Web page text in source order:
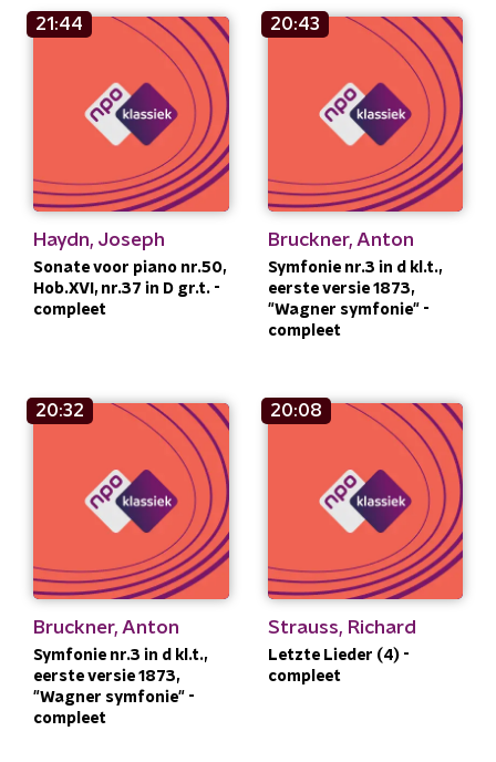
21:44
Haydn, Joseph
Sonate voor piano nr.50,
Hob.XVI, nr.37 in D gr.t. -
compleet
20:43
Bruckner, Anton
Symfonie nr.3 in d kl.t.,
eerste versie 1873,
"Wagner symfonie" -
compleet
20:32
Bruckner, Anton
Symfonie nr.3 in d kl.t.,
eerste versie 1873,
"Wagner symfonie" -
compleet
20:08
Strauss, Richard
Letzte Lieder (4) -
compleet